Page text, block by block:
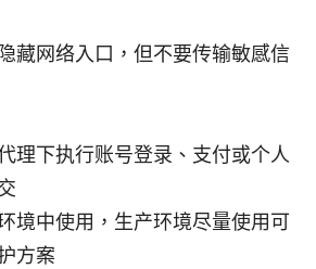
藏网络入口，但不要传输敏感信
理下执行账号登录、支付或个人
境中使用，生产环境尽量使用可
方案